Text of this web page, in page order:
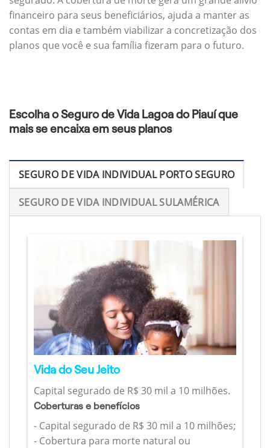
financeiro para seus beneficiários, ajuda a manter as
contas em dia e também viabilizar a concretização dos
planos que você e sua família fizeram para o futuro.
Escolha o Seguro de Vida Lagoa do Piauí que
mais se encaixa em seus planos
SEGURO DE VIDA INDIVIDUAL PORTO SEGURO
SEGURO DE VIDA INDIVIDUAL SULAMÉRICA
Vida do Seu Jeito
Capital segurado de R$ 30 mil a 10 milhões.
Coberturas e benefícios
- Capital segurado de R$ 30 mil a 10 milhões;
- Cobertura para morte natural ou